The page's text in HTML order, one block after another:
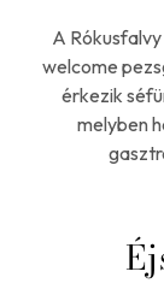
A
welcome
érkezik
melyben